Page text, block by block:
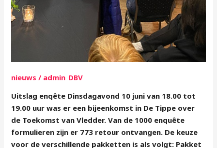
nieuws / admin_DBV
Uitslag enqête Dinsdagavond 10 juni van 18.00 tot
19.00 uur was er een bijeenkomst in De Tippe over
de Toekomst van Vledder. Van de 1000 enquête
formulieren zijn er 773 retour ontvangen. De keuze
voor de verschillende pakketten is als volgt: Pakket